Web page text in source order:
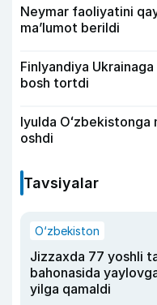
Neymar faoliyatini
ma’lumot berildi
Finlyandiya
bosh tortdi
Iyulda
oshdi
Tavsiyalar
O‘zbekiston
Jizzaxda 77 yoshli
bahonasida
yilga qamaldi